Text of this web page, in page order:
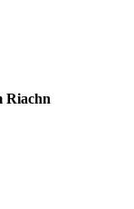
Riachn